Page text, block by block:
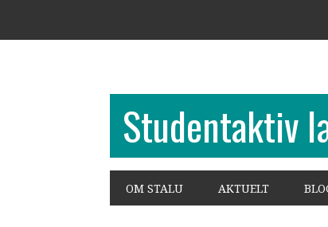
Studentaktiv
OM STALU AKTUELT